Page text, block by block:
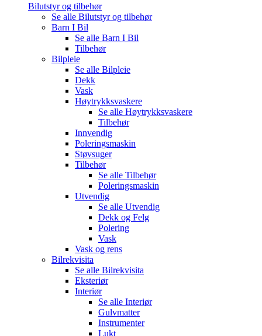
Bilutstyr og tilbehør
Se alle Bilutstyr og tilbehør
Barn I Bil
Se alle Barn I Bil
Tilbehør
Bilpleie
Se alle Bilpleie
Dekk
Vask
Høytrykksvaskere
Se alle Høytrykksvaskere
Tilbehør
Innvendig
Poleringsmaskin
Støvsuger
Tilbehør
Se alle Tilbehør
Poleringsmaskin
Utvendig
Se alle Utvendig
Dekk og Felg
Polering
Vask
Vask og rens
Bilrekvisita
Se alle Bilrekvisita
Eksteriør
Interiør
Se alle Interiør
Gulvmatter
Instrumenter
Lukt